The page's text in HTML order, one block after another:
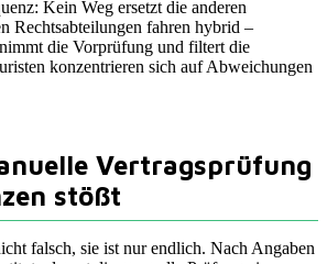
Kein Weg ersetzt die anderen
Rechtsabteilungen fahren hybrid –
die Vorprüfung und filtert die
konzentrieren sich auf Abweichungen
Vertragsprüfung
stößt
falsch, sie ist nur endlich. Nach Angaben